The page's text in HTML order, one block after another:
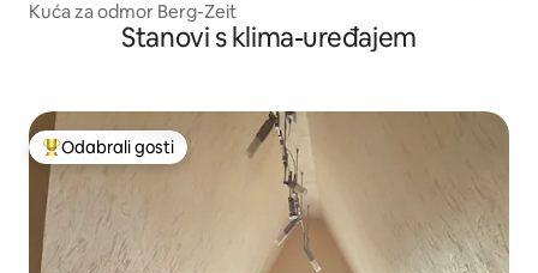
Kuća za odmor Berg-Zeit
Stanovi s klima-uređajem
Među najviše rangiranima s oznakom „Odabrali gosti”
Odabrali gosti